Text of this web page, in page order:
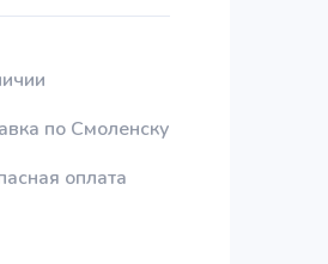
по Смоленску
оплата